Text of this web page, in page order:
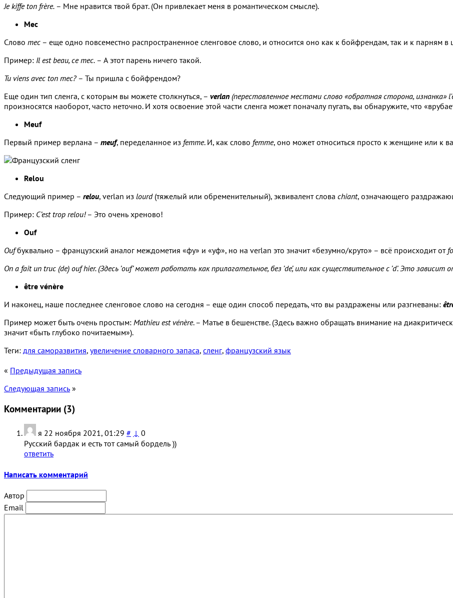
Je kiffe ton frère. – Мне нравится твой брат. (Он привлекает меня в романтическом смысле).
Mec
Слово mec – еще одно повсеместно распространенное сленговое слово, и относится оно как к бойфрендам, так и к парням в
Пример: Il est beau, ce mec. – А этот парень ничего такой.
Tu viens avec ton mec? – Ты пришла с бойфрендом?
Еще один тип сленга, с которым вы можете столкнуться, – verlan (переставленное местами слово «обратная сторона, изнанка»
произносятся наоборот, часто неточно. И хотя освоение этой части сленга может поначалу пугать, вы обнаружите, что
Meuf
Первый пример верлана – meuf, переделанное из femme. И, как слово femme, оно может относиться просто к женщине или к
Relou
Следующий пример – relou, verlan из lourd(тяжелый или обременительный), эквивалент слова chiant, означающего
Пример: C’est trop relou!– Это очень хреново!
Ouf
Oufбуквально – французский аналог междометия «фу» и «уф», но на verlan это значит «безумно/круто» – всё происходит от
On a fait un truc (de) ouf hier. (Здесь ’ouf’ может работать как прилагательное, без ’de’, или как существительное с ’d’. Это зависит
être vénère
И наконец, наше последнее сленговое слово на сегодня – еще один способ передать, что вы раздражены или разгневаны:
Пример может быть очень простым: Mathieu est vénère. – Матье в бешенстве. (Здесь важно обращать внимание на
значит «быть глубоко почитаемым»).
Теги: для саморазвития, увеличение словарного запаса, сленг, французский язык
« Предыдущая запись
Следующая запись »
Комментарии (3)
я 22 ноября 2021, 01:29 # ↓ 0
Русский бардак и есть тот самый бордель ))
ответить
Написать комментарий
Автор
Email